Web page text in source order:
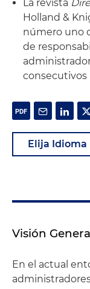
La revista
Holland &
número uno
de
consecutivos
Visión
En el actual